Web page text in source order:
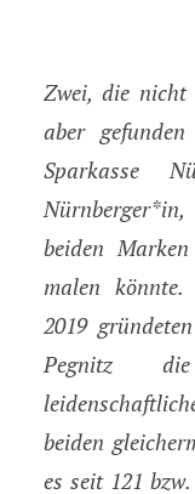
Zwei, die nicht
aber
Sparkasse
beiden
malen könnte.
2019
Pegnitz die
beiden
es seit 121